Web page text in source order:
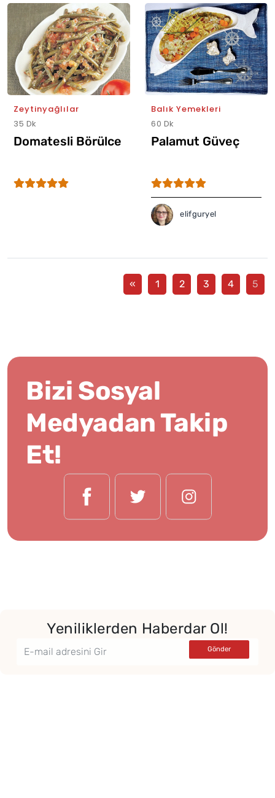
Zeytinyağlılar
35 Dk
Domatesli Börülce
Balık Yemekleri
60 Dk
Palamut Güveç
elifguryel
« 1 2 3 4 5
Bizi Sosyal
Medyadan Takip
Et!
Yeniliklerden Haberdar Ol!